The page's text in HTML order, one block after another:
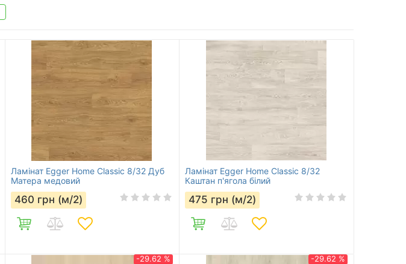
Ламінат Egger Home Classic 8/32 Дуб
Матера медовий
460 грн (м/2)
Ламінат Egger Home Classic 8/32
Каштан п'ягола білий
475 грн (м/2)
-29.62 % -29.62 %